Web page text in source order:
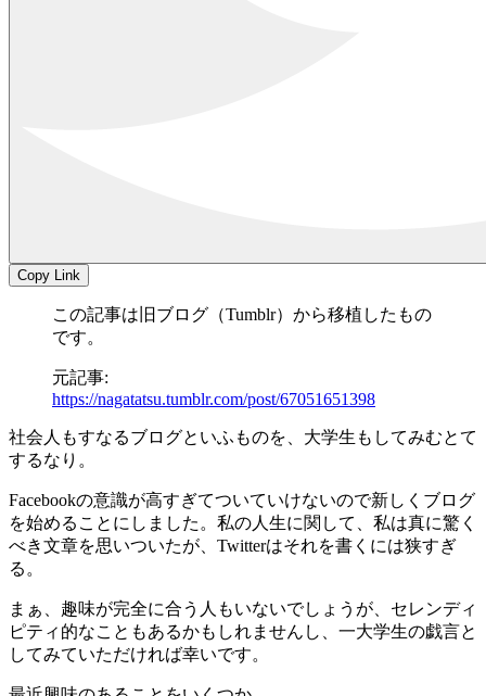
Copy Link
この記事は旧ブログ（Tumblr）から移植したもの
です。
元記事:
https://nagatatsu.tumblr.com/post/67051651398
社会人もすなるブログといふものを、大学生もしてみむとて
するなり。
Facebookの意識が高すぎてついていけないので新しくブログ
を始めることにしました。私の人生に関して、私は真に驚く
べき文章を思いついたが、Twitterはそれを書くには狭すぎ
る。
まぁ、趣味が完全に合う人もいないでしょうが、セレンディ
ピティ的なこともあるかもしれませんし、一大学生の戯言と
してみていただければ幸いです。